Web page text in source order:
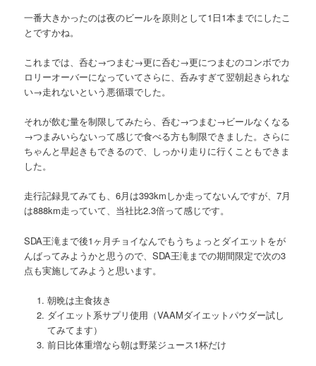
一番大きかったのは夜のビールを原則として1日1本までにしたこ
とですかね。
これまでは、呑む→つまむ→更に呑む→更につまむのコンボでカ
ロリーオーバーになっていてさらに、呑みすぎて翌朝起きられな
い→走れないという悪循環でした。
それが飲む量を制限してみたら、呑む→つまむ→ビールなくなる
→つまみいらないって感じで食べる方も制限できました。さらに
ちゃんと早起きもできるので、しっかり走りに行くこともできま
した。
走行記録見てみても、6月は393kmしか走ってないんですが、7月
は888km走っていて、当社比2.3倍って感じです。
SDA王滝まで後1ヶ月チョイなんでもうちょっとダイエットをが
んばってみようかと思うので、SDA王滝までの期間限定で次の3
点も実施してみようと思います。
朝晩は主食抜き
ダイエット系サプリ使用（VAAMダイエットパウダー試し
てみてます）
前日比体重増なら朝は野菜ジュース1杯だけ